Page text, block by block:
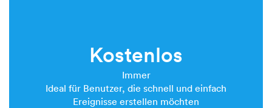
Kostenlos
Immer
Ideal für Benutzer, die schnell und einfach
Ereignisse erstellen möchten